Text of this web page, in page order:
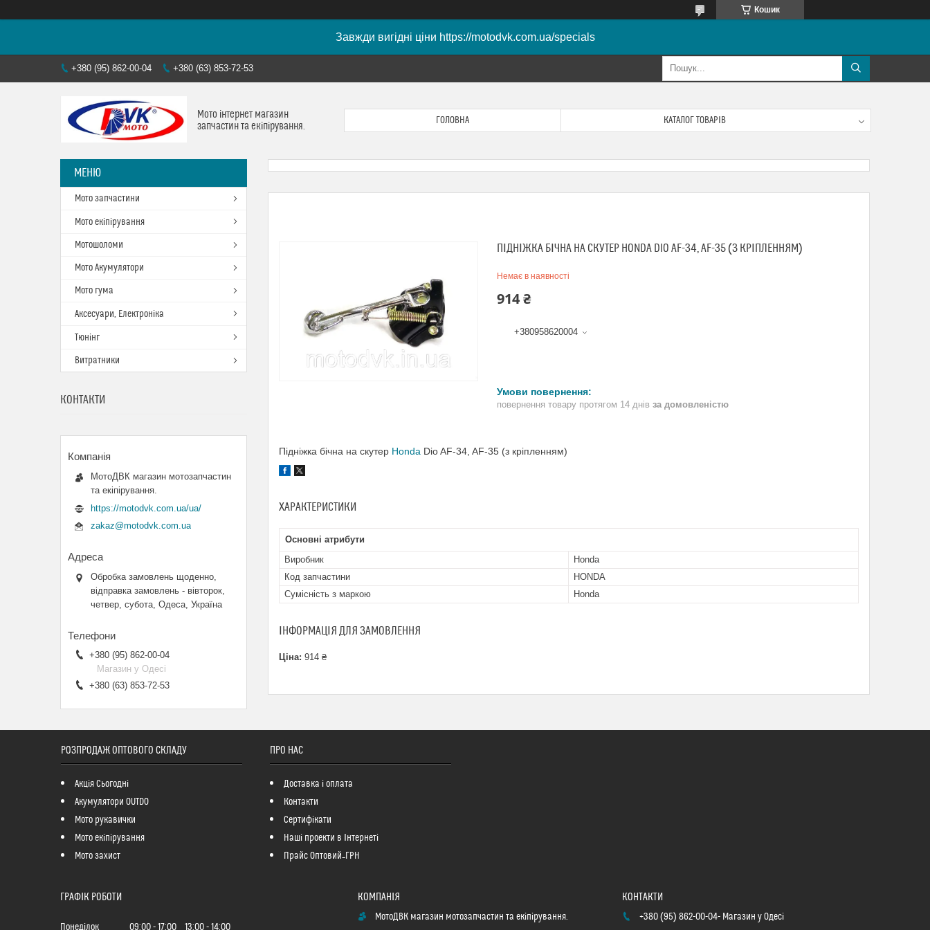
Кошик
Завжди вигідні ціни https://motodvk.com.ua/specials
+380 (95) 862-00-04 +380 (63) 853-72-53
Мото інтернет магазин
запчастин та екіпірування.
ГОЛОВНА КАТАЛОГ ТОВАРІВ
ПІДНІЖКА БІЧНА НА СКУТЕР HONDA DIO AF-34, AF-35 (З КРІПЛЕННЯМ)
Немає в наявності
914 ₴
+380958620004
повернення товару протягом 14 днів за домовленістю
Підніжка бічна на скутер Honda Dio AF-34, AF-35 (з кріпленням)
ХАРАКТЕРИСТИКИ
Основні атрибути
Виробник
Honda
Код запчастини
HONDA
Сумісність з маркою
Honda
ІНФОРМАЦІЯ ДЛЯ ЗАМОВЛЕННЯ
Ціна: 914 ₴
Мото запчастини
Мото екіпірування
Мотошоломи
Мото Акумулятори
Мото гума
Аксесуари, Електроніка
Тюнінг
Витратники
КОНТАКТИ
МотоДВК магазин мотозапчастин
та екіпірування.
https://motodvk.com.ua/ua/
zakaz@motodvk.com.ua
Обробка замовлень щоденно,
відправка замовлень - вівторок,
четвер, субота, Одеса, Україна
+380 (95) 862-00-04
Магазин у Одесі
+380 (63) 853-72-53
РОЗПРОДАЖ ОПТОВОГО СКЛАДУ
Акція Сьогодні
Акумулятори OUTDO
Мото рукавички
Мото екіпірування
Мото захист
ПРО НАС
Доставка і оплата
Контакти
Сертифікати
Наші проекти в Інтернеті
Прайс Оптовий_ГРН
ГРАФІК РОБОТИ
Понеділок 09:00 17:00 13:00 14:00
МотоДВК магазин мотозапчастин та екіпірування. +380 (95) 862-00-04 Магазин у Одесі